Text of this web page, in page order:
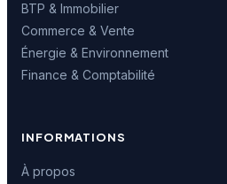
BTP & Immobilier
Commerce & Vente
Énergie & Environnement
Finance & Comptabilité
INFORMATIONS
À propos